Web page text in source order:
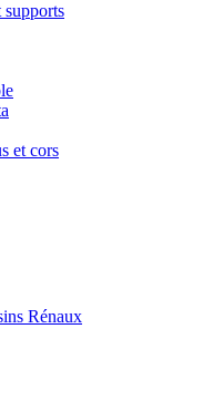
supports
et cors
Rénaux